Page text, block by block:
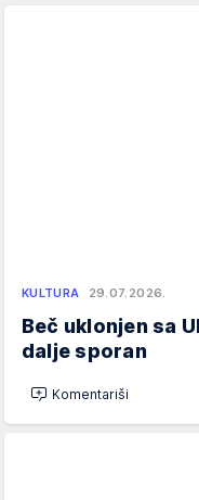
KULTURA 29.07.2026.
Beč uklonjen sa
dalje sporan
Komentariši